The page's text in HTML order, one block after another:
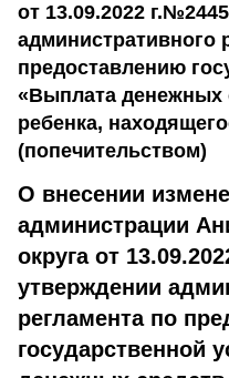
от 13.09.2022
административного
предоставлению
«Выплата денежных
ребенка,
(попечительством)
О внесении
администрации
округа от
утверждении
регламента по
государственной